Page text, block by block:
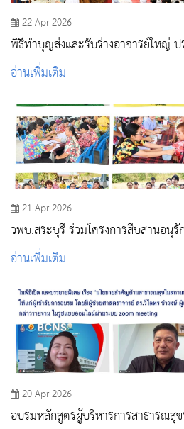
22 Apr 2026
พิธี
อ่านเพิ่มเติม
21 Apr 2026
วพบ.สระบุรี ร่วมโครงการสืบสานอนุ
ตำบลต้นตาล – พระยาทด ประจำปี
อ่านเพิ่มเติม
20 Apr 2026
อบรมหลักสูตรผู้บริหารการสาธารณ